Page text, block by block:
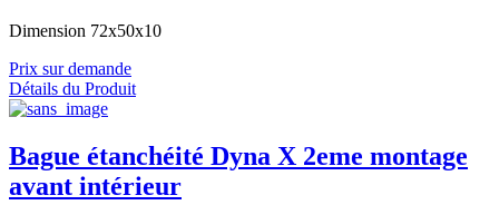
Dimension 72x50x10
Prix sur demande
Détails du Produit
Bague étanchéité Dyna X 2eme montage
avant intérieur